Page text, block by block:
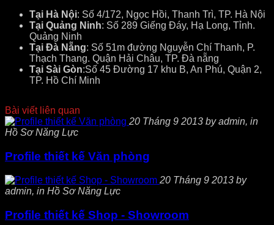
Tại Hà Nội: Số 4/172, Ngọc Hồi, Thanh Trì, TP. Hà Nội
Tại Quảng Ninh: Số 289 Giếng Đáy, Hạ Long, Tỉnh.
Quảng Ninh
Tại Đà Nẵng: Số 51m đường Nguyễn Chí Thanh, P.
Thạch Thang. Quận Hải Châu, TP. Đà nẵng
Tại Sài Gòn:Số 45 Đường 17 khu B, An Phú, Quận 2,
TP. Hồ Chí Minh
Bài viết liên quan
20 Tháng 9 2013 by admin, in
Hồ Sơ Năng Lực
Profile thiết kế Văn phòng
20 Tháng 9 2013 by
admin, in Hồ Sơ Năng Lực
Profile thiết kế Shop - Showroom